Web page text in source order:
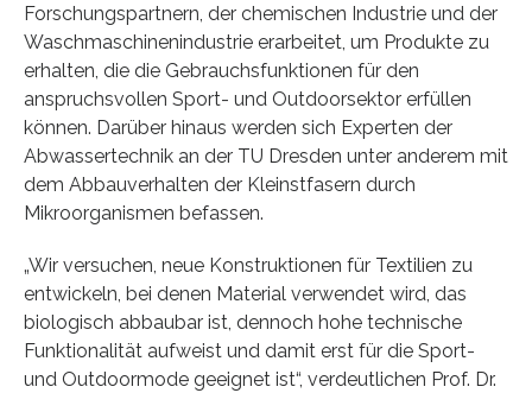
Forschungspartnern, der chemischen Industrie und der
Waschmaschinenindustrie erarbeitet, um Produkte zu
erhalten, die die Gebrauchsfunktionen für den
anspruchsvollen Sport- und Outdoorsektor erfüllen
können. Darüber hinaus werden sich Experten der
Abwassertechnik an der TU Dresden unter anderem mit
dem Abbauverhalten der Kleinstfasern durch
Mikroorganismen befassen.
„Wir versuchen, neue Konstruktionen für Textilien zu
entwickeln, bei denen Material verwendet wird, das
biologisch abbaubar ist, dennoch hohe technische
Funktionalität aufweist und damit erst für die Sport-
und Outdoormode geeignet ist“, verdeutlichen Prof. Dr.